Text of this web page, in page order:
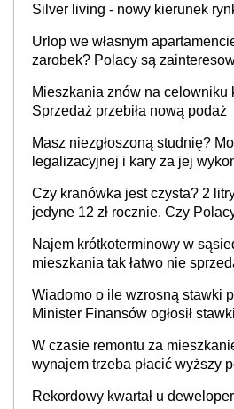
Silver living - nowy kierunek
Urlop we własnym
zarobek? Polacy są
Mieszkania znów na celowniku
Sprzedaż przebiła nową podaż
Masz niezgłoszoną studnię?
legalizacyjnej i kary za jej
Czy kranówka jest czysta? 2
jedyne 12 zł rocznie. Czy
Najem krótkoterminowy w
mieszkania tak łatwo nie
Wiadomo o ile wzrosną stawki
Minister Finansów ogłosił stawki
W czasie remontu za
wynajem trzeba płacić wyższy
Rekordowy kwartał u